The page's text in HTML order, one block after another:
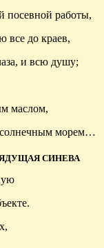
посевной работы,
все до краев,
и всю душу;
маслом,
солнечным морем…
СИНЕВА